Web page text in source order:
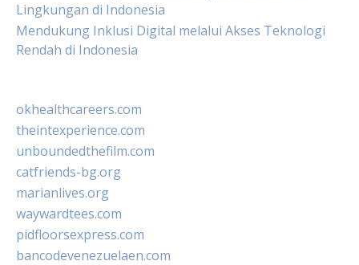
Lingkungan di Indonesia
Mendukung Inklusi Digital melalui Akses Teknologi
Rendah di Indonesia
okhealthcareers.com
theintexperience.com
unboundedthefilm.com
catfriends-bg.org
marianlives.org
waywardtees.com
pidfloorsexpress.com
bancodevenezuelaen.com